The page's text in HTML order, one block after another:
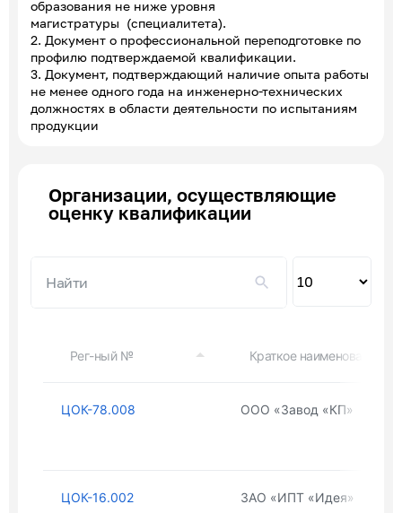
образования не ниже уровня
магистратуры (специалитета).
2. Документ о профессиональной переподготовке по
профилю подтверждаемой квалификации.
3. Документ, подтверждающий наличие опыта работы
не менее одного года на инженерно-технических
должностях в области деятельности по испытаниям
продукции
Организации, осуществляющие
оценку квалификации
Рег-ный № Краткое наименование
ЦОК-78.008 ООО «Завод «КП»
ЦОК-16.002 ЗАО «ИПТ «Идея»